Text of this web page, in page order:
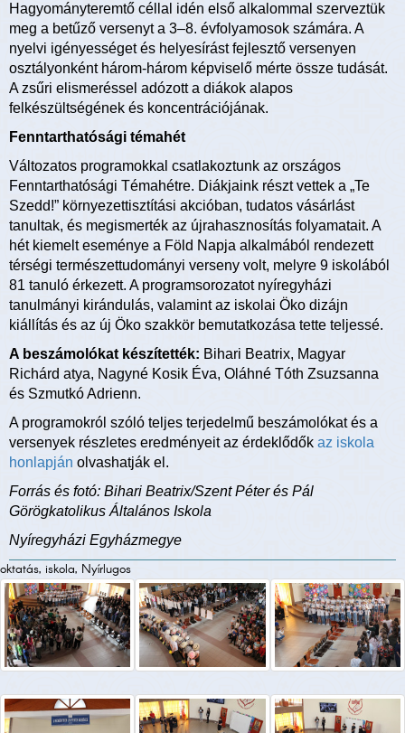
Hagyományteremtő céllal idén első alkalommal szerveztük
meg a betűző versenyt a 3–8. évfolyamosok számára. A
nyelvi igényességet és helyesírást fejlesztő versenyen
osztályonként három-három képviselő mérte össze tudását.
A zsűri elismeréssel adózott a diákok alapos
felkészültségének és koncentrációjának.
Fenntarthatósági témahét
Változatos programokkal csatlakoztunk az országos
Fenntarthatósági Témahétre. Diákjaink részt vettek a „Te
Szedd!” környezettisztítási akcióban, tudatos vásárlást
tanultak, és megismerték az újrahasznosítás folyamatait. A
hét kiemelt eseménye a Föld Napja alkalmából rendezett
térségi természettudományi verseny volt, melyre 9 iskolából
81 tanuló érkezett. A programsorozatot nyíregyházi
tanulmányi kirándulás, valamint az iskolai Öko dizájn
kiállítás és az új Öko szakkör bemutatkozása tette teljessé.
A beszámolókat készítették: Bihari Beatrix, Magyar
Richárd atya, Nagyné Kosik Éva, Oláhné Tóth Zsuzsanna
és Szmutkó Adrienn.
A programokról szóló teljes terjedelmű beszámolókat és a
versenyek részletes eredményeit az érdeklődők az iskola
honlapján olvashatják el.
Forrás és fotó: Bihari Beatrix/Szent Péter és Pál
Görögkatolikus Általános Iskola
Nyíregyházi Egyházmegye
oktatás, iskola, Nyírlugos